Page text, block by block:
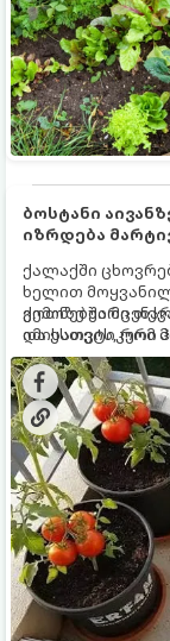
ბოსტანი
იზრდება
ქალაქში
ხელით
გემოზე უარი
იმისათვის, რომ
ყოველდღიურად
ბოსტნეულს
ქოთნებში
და ესთეტიკური
კულტურები
და როგორ